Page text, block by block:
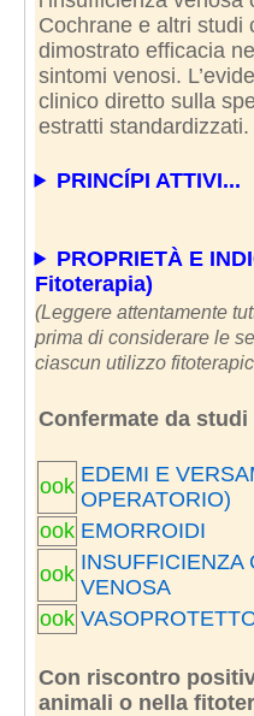
Cochrane e altri studi
dimostrato efficacia
sintomi venosi.
clinico diretto sulla
estratti standardizzati.
PRINCÍPI ATTIVI...
PROPRIETÀ E
Fitoterapia)
(Leggere attentamente
prima di considerare le
ciascun utilizzo
Confermate da
ook EDEMI E
OPERATORIO)
ook EMORROIDI
ook INSUFFICIENZA
VENOSA
ook
Con riscontro
animali o nella